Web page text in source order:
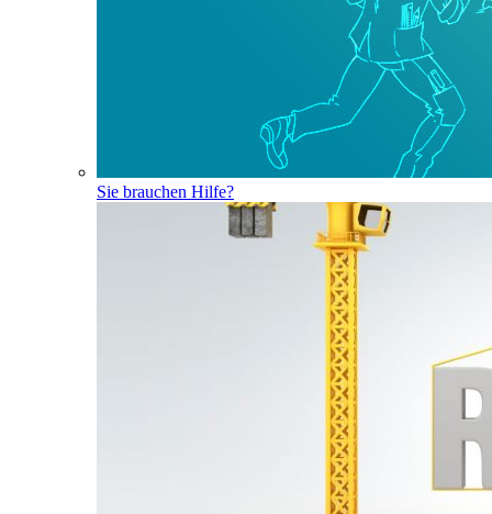
Sie brauchen Hilfe?